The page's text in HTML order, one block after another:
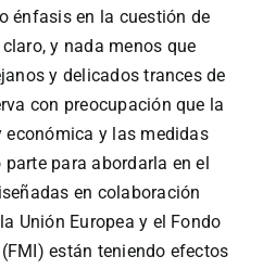
énfasis en la cuestión de
y nada menos que
y delicados trances de
con preocupación que la
y las medidas
para abordarla en el
en colaboración
Unión Europea y el Fondo
están teniendo efectos